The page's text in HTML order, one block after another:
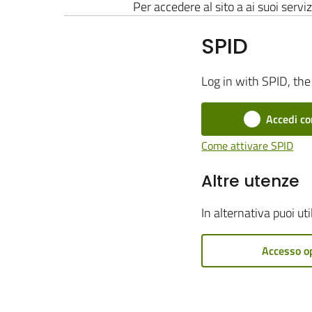
Per accedere al sito a ai suoi
SPID
Log in with SPID,
Accedi
Come attivare SPID
Altre utenze
In alternativa puoi
Accesso